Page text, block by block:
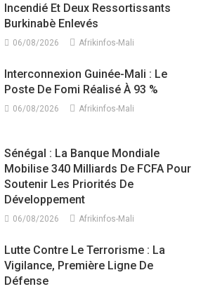
Incendié Et Deux Ressortissants
Burkinabè Enlevés
06/08/2026 Afrikinfos-Mali
Interconnexion Guinée-Mali : Le
Poste De Fomi Réalisé À 93 %
06/08/2026 Afrikinfos-Mali
Sénégal : La Banque Mondiale
Mobilise 340 Milliards De FCFA Pour
Soutenir Les Priorités De
Développement
06/08/2026 Afrikinfos-Mali
Lutte Contre Le Terrorisme : La
Vigilance, Première Ligne De
Défense